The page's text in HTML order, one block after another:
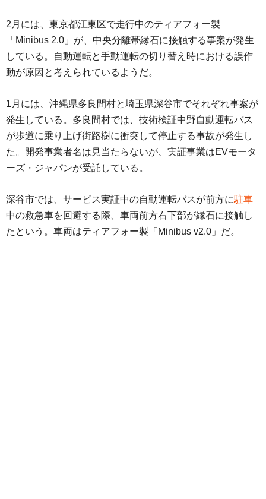
2月には、東京都江東区で走行中のティアフォー製
「Minibus 2.0」が、中央分離帯縁石に接触する事案が発生
している。自動運転と手動運転の切り替え時における誤作
動が原因と考えられているようだ。
1月には、沖縄県多良間村と埼玉県深谷市でそれぞれ事案が
発生している。多良間村では、技術検証中野自動運転バス
が歩道に乗り上げ街路樹に衝突して停止する事故が発生し
た。開発事業者名は見当たらないが、実証事業はEVモータ
ーズ・ジャパンが受託している。
深谷市では、サービス実証中の自動運転バスが前方に駐車
中の救急車を回避する際、車両前方右下部が縁石に接触し
たという。車両はティアフォー製「Minibus v2.0」だ。